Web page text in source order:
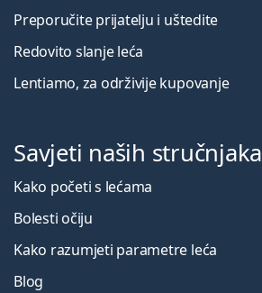
Preporučite prijatelju i uštedite
Redovito slanje leća
Lentiamo, za održivije kupovanje
Savjeti naših stručnjaka
Kako početi s lećama
Bolesti očiju
Kako razumjeti parametre leća
Blog